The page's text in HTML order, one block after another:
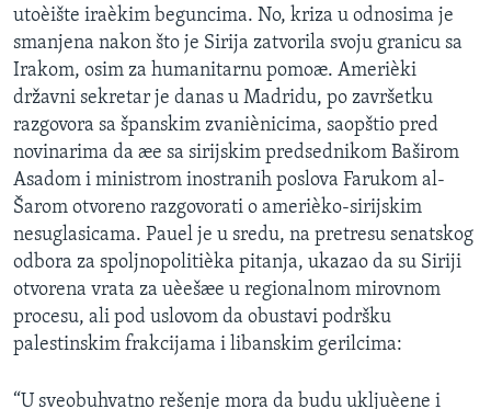
utoèište iraèkim beguncima. No, kriza u odnosima je
smanjena nakon što je Sirija zatvorila svoju granicu sa
Irakom, osim za humanitarnu pomoæ. Amerièki
državni sekretar je danas u Madridu, po završetku
razgovora sa španskim zvaniènicima, saopštio pred
novinarima da æe sa sirijskim predsednikom Baširom
Asadom i ministrom inostranih poslova Farukom al-
Šarom otvoreno razgovorati o amerièko-sirijskim
nesuglasicama. Pauel je u sredu, na pretresu senatskog
odbora za spoljnopolitièka pitanja, ukazao da su Siriji
otvorena vrata za uèešæe u regionalnom mirovnom
procesu, ali pod uslovom da obustavi podršku
palestinskim frakcijama i libanskim gerilcima:
“U sveobuhvatno rešenje mora da budu ukljuèene i